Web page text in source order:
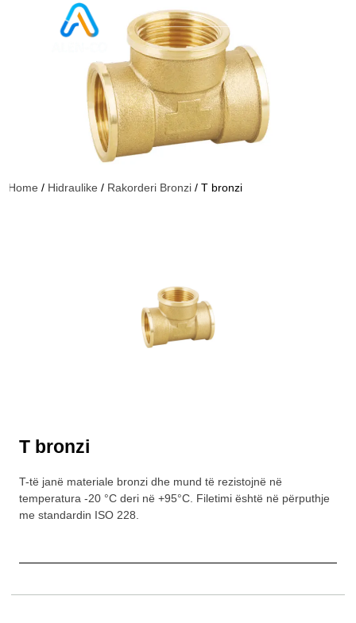
Home / Hidraulike / Rakorderi Bronzi / T bronzi
T bronzi
T-të janë materiale bronzi dhe mund të rezistojnë në
temperatura -20 °C deri në +95°C. Filetimi është në përputhje
me standardin ISO 228.